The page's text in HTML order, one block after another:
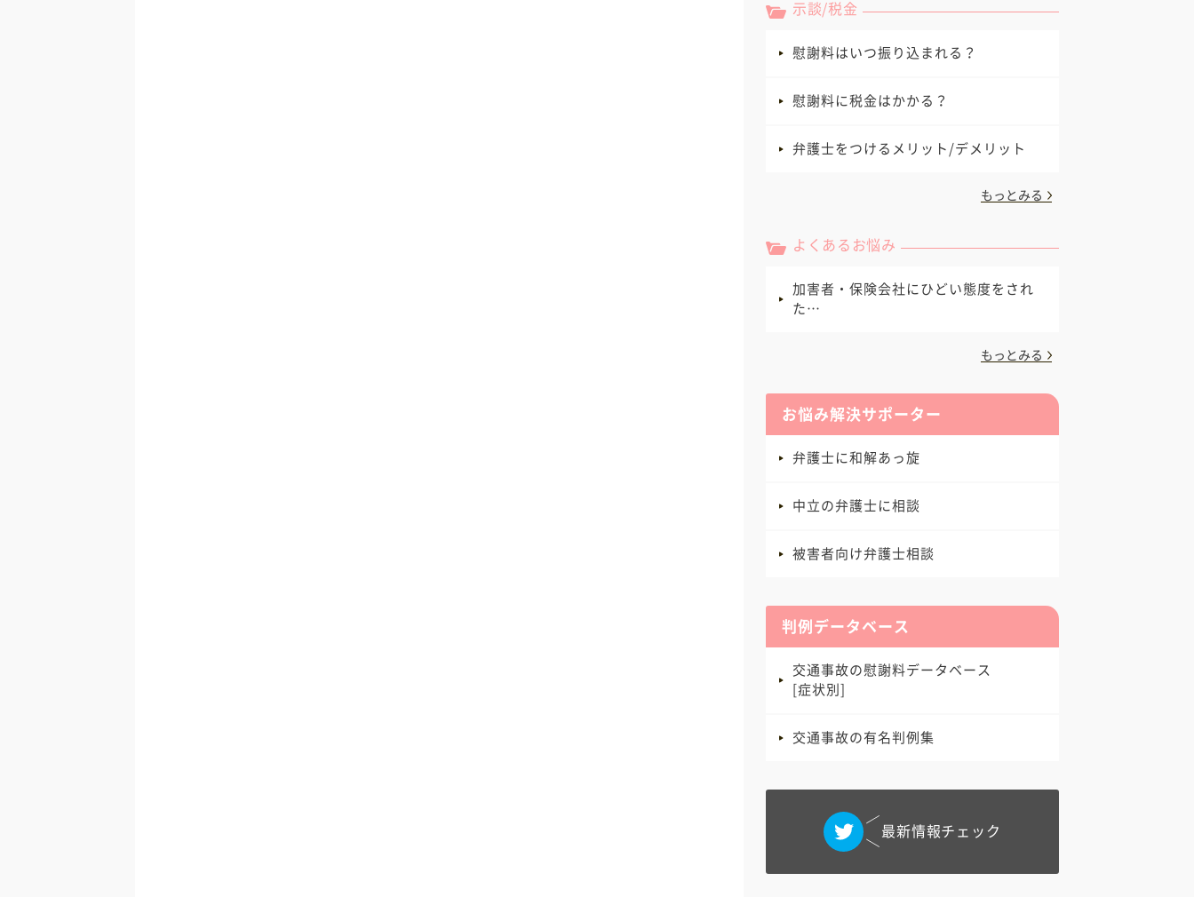
示談/税金
慰謝料はいつ振り込まれる？
慰謝料に税金はかかる？
弁護士をつけるメリット/デメリット
もっとみる
よくあるお悩み
加害者・保険会社にひどい態度をされ
た…
もっとみる
お悩み解決サポーター
弁護士に和解あっ旋
中立の弁護士に相談
被害者向け弁護士相談
判例データベース
交通事故の慰謝料データベース
[症状別]
交通事故の有名判例集
最新情報チェック